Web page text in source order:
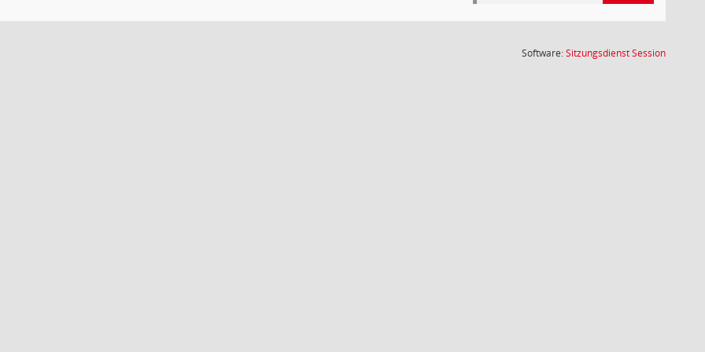
Software:SitzungsdienstSession(Wird in